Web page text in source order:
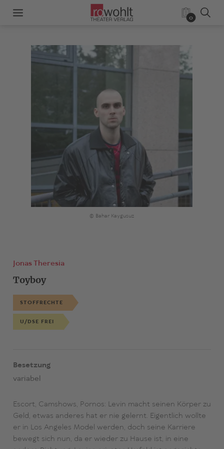
0
© Bahar Kaygusuz
Jonas Theresia
Toyboy
STOFFRECHTE
U/DSE FREI
Besetzung
variabel
Escort, Camshows, Pornos: Levin macht seinen Körper zu
Geld, etwas anderes hat er nie gelernt. Eigentlich wollte
er in Los Angeles Model werden, doch seine Karriere
bewegt sich nun, da er wieder zu Hause ist, in eine